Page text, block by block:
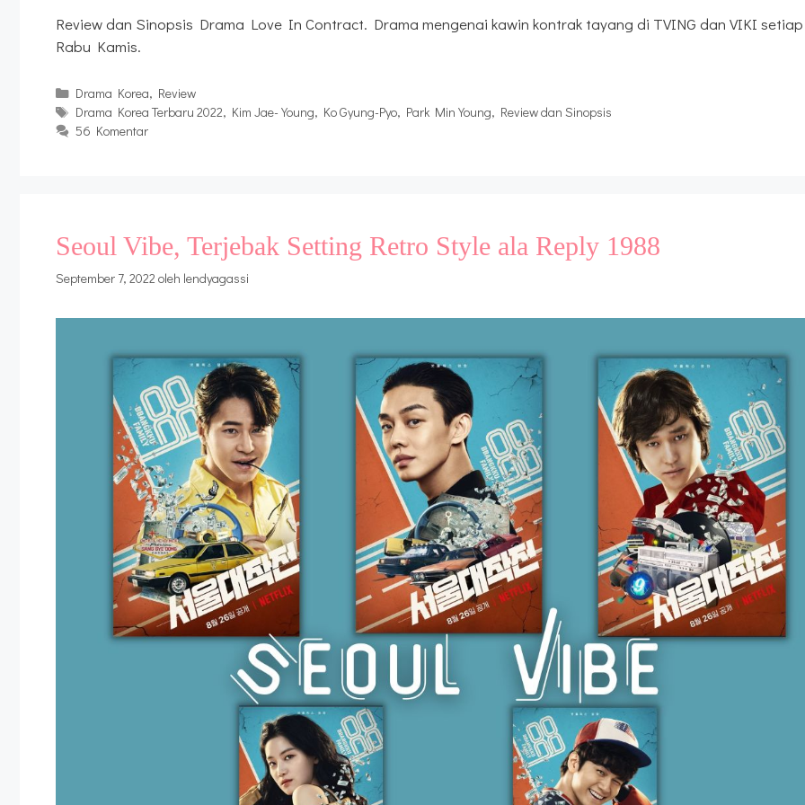
Review dan Sinopsis Drama Love In Contract. Drama mengenai kawin kontrak tayang di TVING dan VIKI
Rabu Kamis.
Kategori
Drama Korea, Review
Tag
Drama Korea Terbaru 2022, Kim Jae-Young, Ko Gyung-Pyo, Park Min Young, Review dan Sinopsis
56 Komentar
Seoul Vibe, Terjebak Setting Retro Style ala Reply 1988
September 7, 2022 oleh lendyagassi